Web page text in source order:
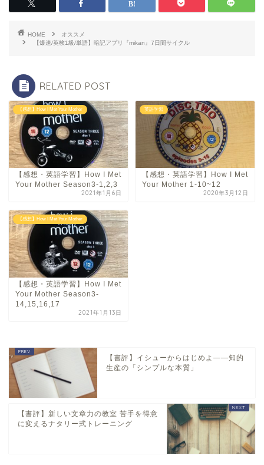
HOME
オススメ
【爆速/英検1級/単語】暗記アプリ『mikan』7日間サイクル
RELATED POST
【感想】How I Met Your Mother
【感想・英語学習】How I Met
Your Mother Season3-1,2,3
2021年1月6日
英語学習
【感想・英語学習】How I Met
Your Mother 1-10~12
2020年3月12日
【感想】How I Met Your Mother
【感想・英語学習】How I Met
Your Mother Season3-
14,15,16,17
2021年1月13日
【書評】イシューからはじめよ――知的
生産の「シンプルな本質」
【書評】新しい文章力の教室 苦手を得意
に変えるナタリー式トレーニング